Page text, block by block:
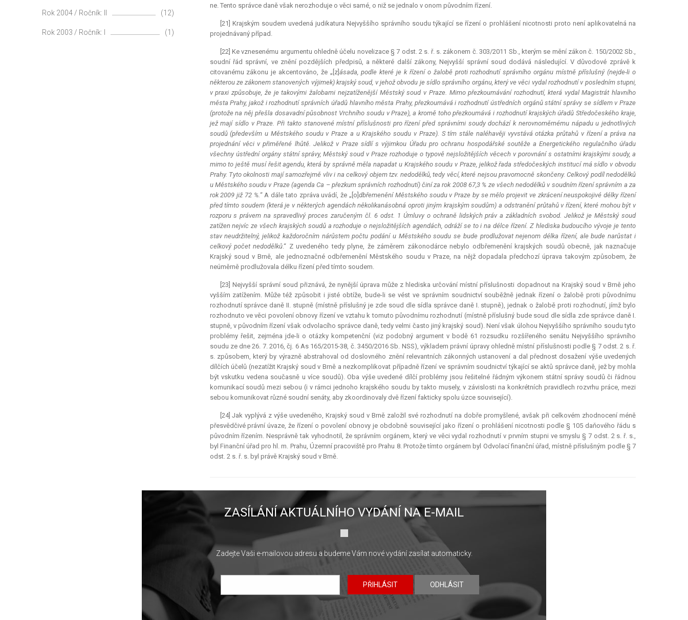
ne. Tento správce daně však nerozhoduje o věci samé, o niž se jednalo v onom původním řízení.
[21] Krajským soudem uvedená judikatura Nejvyššího správního soudu týkající se řízení o prohlášení nicotnosti proto není aplikovatelná na
projednávaný případ.
[22] Ke vznesenému argumentu ohledně účelu novelizace § 7 odst. 2 s. ř. s. zákonem č. 303/2011 Sb., kterým se mění zákon č. 150/2002 Sb.,
soudní řád správní, ve znění pozdějších předpisů, a některé další zákony, Nejvyšší správní soud dodává následující. V důvodové zprávě k
citovanému zákonu je akcentováno, že „[z]ásada, podle které je k řízení o žalobě proti rozhodnutí správního orgánu místně příslušný (nejde-li o
některou ze zákonem stanovených výjimek) krajský soud, v jehož obvodu je sídlo správního orgánu, který ve věci vydal rozhodnutí v posledním stupni,
v praxi způsobuje, že je takovými žalobami nejzatíženější Městský soud v Praze. Mimo přezkoumávání rozhodnutí, která vydal Magistrát hlavního
města Prahy, jakož i rozhodnutí správních úřadů hlavního města Prahy, přezkoumává i rozhodnutí ústředních orgánů státní správy se sídlem v Praze
(protože na něj přešla dosavadní působnost Vrchního soudu v Praze), a kromě toho přezkoumává i rozhodnutí krajských úřadů Středočeského kraje,
jež mají sídlo v Praze. Při takto stanovené místní příslušnosti pro řízení před správními soudy dochází k nerovnoměrnému nápadu u jednotlivých
soudů (především u Městského soudu v Praze a u Krajského soudu v Praze). S tím stále naléhavěji vyvstává otázka průtahů v řízení a práva na
projednání věci v přiměřené lhůtě. Jelikož v Praze sídlí s výjimkou Úřadu pro ochranu hospodářské soutěže a Energetického regulačního úřadu
všechny ústřední orgány státní správy, Městský soud v Praze rozhoduje o typově nejsložitějších věcech v porovnání s ostatními krajskými soudy, a
mimo to ještě musí řešit agendu, která by správně měla napadat u Krajského soudu v Praze, jelikož řada středočeských institucí má sídlo v obvodu
Prahy. Tyto okolnosti mají samozřejmě vliv i na celkový objem tzv. nedodělků, tedy věcí, které nejsou pravomocně skončeny. Celkový podíl nedodělků
u Městského soudu v Praze (agenda Ca – přezkum správních rozhodnutí) činí za rok 2008 67,3 % ze všech nedodělků v soudním řízení správním a za
rok 2009 již 72 %.“ A dále tato zpráva uvádí, že „[o] dbřemenění Městského soudu v Praze by se mělo projevit ve zkrácení neuspokojivé délky řízení
před tímto soudem (která je v některých agendách několikanásobná oproti jiným krajským soudům) a odstranění průtahů v řízení, které mohou být v
rozporu s právem na spravedlivý proces zaručeným čl. 6 odst. 1 Úmluvy o ochraně lidských práv a základních svobod. Jelikož je Městský soud
zatížen nejvíc ze všech krajských soudů a rozhoduje o nejsložitějších agendách, odráží se to i na délce řízení. Z hlediska budoucího vývoje je tento
stav neudržitelný, jelikož každoročním nárůstem počtu podání u Městského soudu se bude prodlužovat nejenom délka řízení, ale bude narůstat i
celkový počet nedodělků.“ Z uvedeného tedy plyne, že záměrem zákonodárce nebylo odbřemenění krajských soudů obecně, jak naznačuje
Krajský soud v Brně, ale jednoznačné odbřemenění Městského soudu v Praze, na nějž dopadala předchozí úprava takovým způsobem, že
neúměrně prodlužovala délku řízení před tímto soudem.
[23] Nejvyšší správní soud přiznává, že nynější úprava může z hlediska určování místní příslušnosti dopadnout na Krajský soud v Brně jeho
vyšším zatížením. Může též způsobit i jisté obtíže, bude-li se vést ve správním soudnictví souběžně jednak řízení o žalobě proti původnímu
rozhodnutí správce daně II. stupně (místně příslušný je zde soud dle sídla správce daně I. stupně), jednak o žalobě proti rozhodnutí, jímž bylo
rozhodnuto ve věci povolení obnovy řízení ve vztahu k tomuto původnímu rozhodnutí (místně příslušný bude soud dle sídla zde správce daně I.
stupně, v původním řízení však odvolacího správce daně, tedy velmi často jiný krajský soud). Není však úlohou Nejvyššího správního soudu tyto
problémy řešit, zejména jde-li o otázky kompetenční (viz podobný argument v bodě 61 rozsudku rozšířeného senátu Nejvyššího správního
soudu ze dne 26. 7. 2016, čj. 6 As 165/2015-38, č. 3450/2016 Sb. NSS), výkladem právní úpravy ohledně místní příslušnosti podle § 7 odst. 2 s. ř.
s. způsobem, který by výrazně abstrahoval od doslovného znění relevantních zákonných ustanovení a dal přednost dosažení výše uvedených
dílčích účelů (nezatížit Krajský soud v Brně a nezkomplikovat případně řízení ve správním soudnictví týkající se aktů správce daně, jež by mohla
být vskutku vedena současně u více soudů). Oba výše uvedené dílčí problémy jsou řešitelné řádným výkonem státní správy soudů či řádnou
komunikací soudů mezi sebou (i v rámci jednoho krajského soudu by takto musely, v závislosti na konkrétních pravidlech rozvrhu práce, mezi
sebou komunikovat různé soudní senáty, aby zkoordinovaly dvě řízení fakticky spolu úzce související).
[24] Jak vyplývá z výše uvedeného, Krajský soud v Brně založil své rozhodnutí na dobře promyšlené, avšak při celkovém zhodnocení méně
přesvědčivé právní úvaze, že řízení o povolení obnovy je obdobně související jako řízení o prohlášení nicotnosti podle § 105 daňového řádu s
původním řízením. Nesprávně tak vyhodnotil, že správním orgánem, který ve věci vydal rozhodnutí v prvním stupni ve smyslu § 7 odst. 2 s. ř. s.,
byl Finanční úřad pro hl. m. Prahu, Územní pracoviště pro Prahu 8. Protože tímto orgánem byl Odvolací finanční úřad, místně příslušným podle § 7
odst. 2 s. ř. s. byl právě Krajský soud v Brně.
Rok 2004 / Ročník: II (12)
Rok 2003 / Ročník: I (1)
ZASÍLÁNÍ AKTUÁLNÍHO VYDÁNÍ NA E-MAIL
Zadejte Vaši e-mailovou adresu a budeme Vám nové vydání zasílat automaticky.
PŘIHLÁSIT ODHLÁSIT